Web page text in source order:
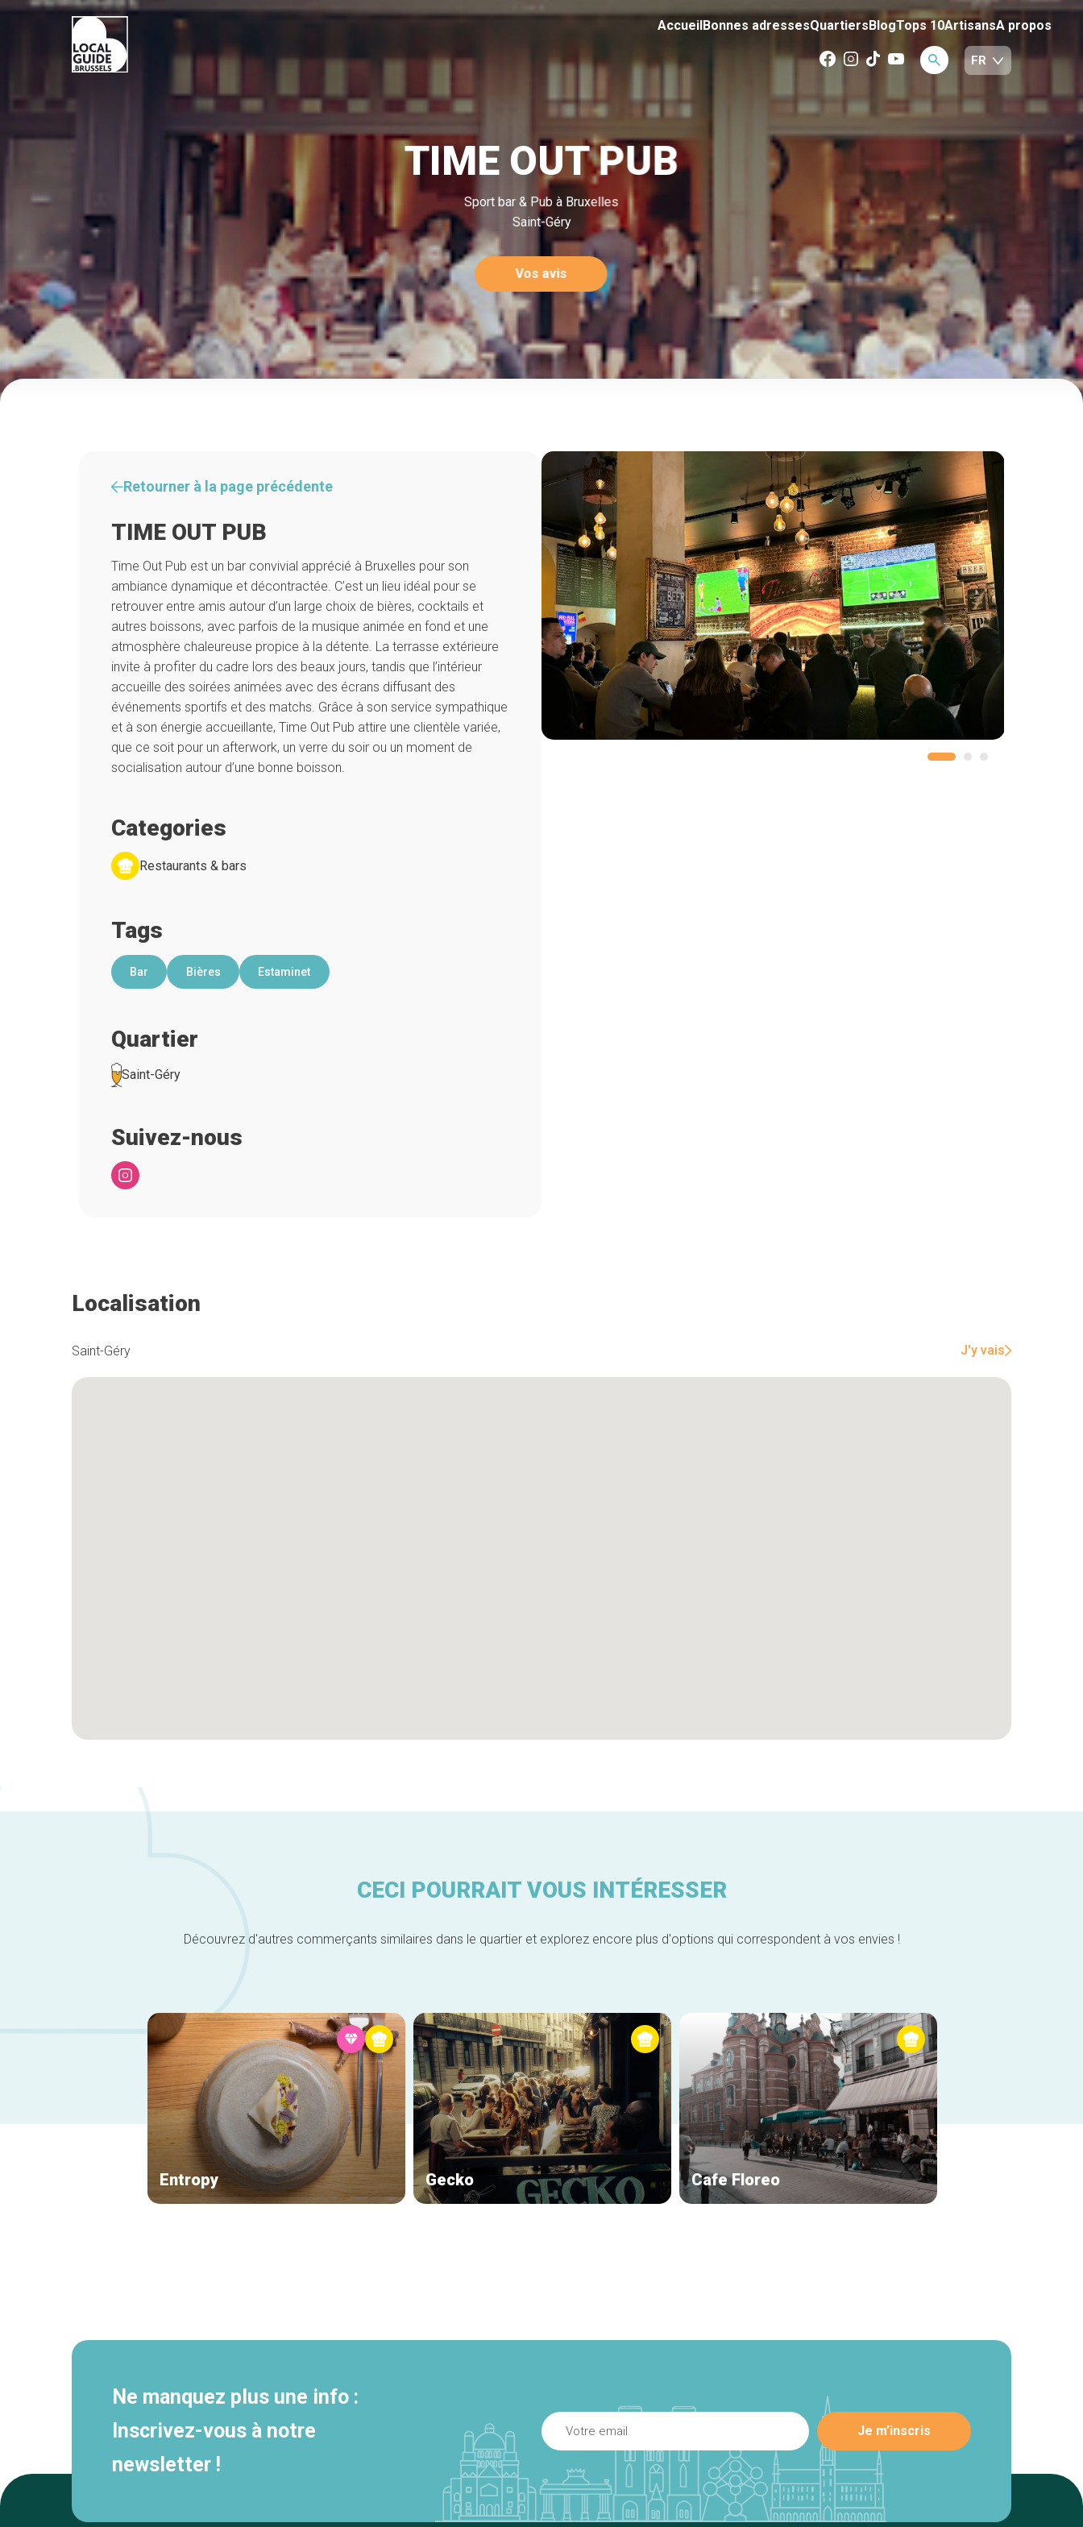
AccueilBonnes adressesQuartiersBlogTops 10ArtisansA propos
TIME OUT PUB
Sport bar & Pub à Bruxelles
Saint-Géry
Vos avis
Retourner à la page précédente
TIME OUT PUB
Time Out Pub est un bar convivial apprécié à Bruxelles pour son
ambiance dynamique et décontractée. C’est un lieu idéal pour se
retrouver entre amis autour d’un large choix de bières, cocktails et
autres boissons, avec parfois de la musique animée en fond et une
atmosphère chaleureuse propice à la détente. La terrasse extérieure
invite à profiter du cadre lors des beaux jours, tandis que l’intérieur
accueille des soirées animées avec des écrans diffusant des
événements sportifs et des matchs. Grâce à son service sympathique
et à son énergie accueillante, Time Out Pub attire une clientèle variée,
que ce soit pour un afterwork, un verre du soir ou un moment de
socialisation autour d’une bonne boisson.
Categories
Restaurants & bars
Tags
Bar Bières Estaminet
Quartier
Saint-Géry
Suivez-nous
Localisation
Saint-Géry J'y vais
CECI POURRAIT VOUS INTÉRESSER
Découvrez d'autres commerçants similaires dans le quartier et explorez encore plus d'options qui correspondent à vos envies !
Entropy Gecko Cafe Floreo
Ne manquez plus une info :
Inscrivez-vous à notre
newsletter !